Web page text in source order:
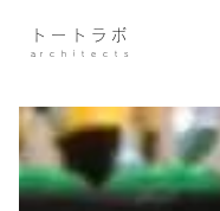
ト ー ト ラ ボ
a r c h i t e c t s